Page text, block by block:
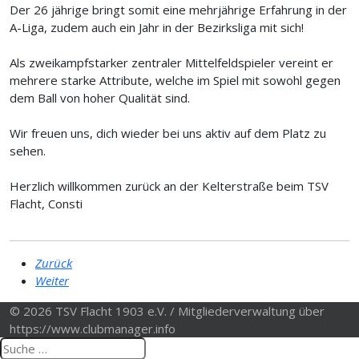
Der 26 jährige bringt somit eine mehrjährige Erfahrung in der
A-Liga, zudem auch ein Jahr in der Bezirksliga mit sich!
Als zweikampfstarker zentraler Mittelfeldspieler vereint er
mehrere starke Attribute, welche im Spiel mit sowohl gegen
dem Ball von hoher Qualität sind.
Wir freuen uns, dich wieder bei uns aktiv auf dem Platz zu
sehen.
Herzlich willkommen zurück an der Kelterstraße beim TSV
Flacht, Consti
Zurück
Weiter
© 2026 TSV Flacht 1903 e.V. / Mitgliederverwaltung über
https://www.clubmanager.info